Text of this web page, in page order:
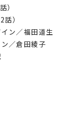
）
）
ン／福田道生
／倉田綾子